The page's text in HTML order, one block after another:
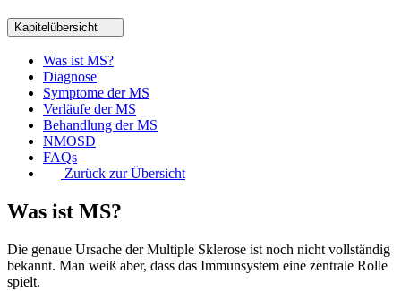
Kapitelübersicht
Was ist MS?
Diagnose
Symptome der MS
Verläufe der MS
Behandlung der MS
NMOSD
FAQs
Zurück zur Übersicht
Was ist MS?
Die genaue Ursache derMultiple Sklerose ist noch nicht vollständig
bekannt. Man weiß aber, dass das Immunsystem eine zentrale Rolle
spielt.